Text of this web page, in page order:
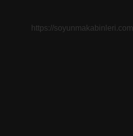
https://soyunmakabinleri.com